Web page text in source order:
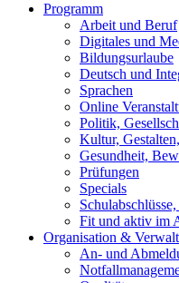
Programm
Arbeit und Beruf
Digitales und
Bildungsurlaube
Deutsch und
Sprachen
Online
Politik,
Kultur,
Gesundheit,
Prüfungen
Specials
Fit und aktiv im
Organisation &
An- und